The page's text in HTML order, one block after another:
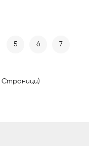
5 6 7
Страници)